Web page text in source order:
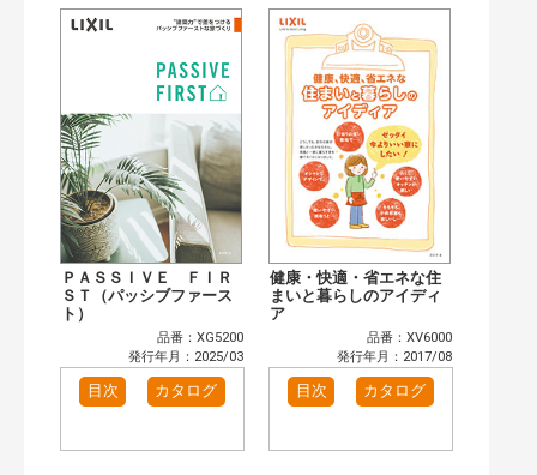
キーワード検索（あいまい）
目次も検索 検 索
おすすめハッシュタグ
まずはここから（2）
リフォームおすすめ（2）
省エネ住宅関連（5）
補助金・優遇制度を知る（1）
カテゴリー
窓・シャッター（14）
玄関ドア・引戸（6）
インテリア建材（10）
エクステリア（3）
キッチン（5）
浴室（12）
洗面化粧室（6）
トイレ（3）
小型電気温水器（1）
水栓金具（3）
太陽光発電・屋根・外壁（5）
高性能住宅工法（4）
発行年で検索
ＰＡＳＳＩＶＥ ＦＩＲ
ＳＴ（パッシブファース
ト）
品番：XG5200
発行年月：2025/03
目次 カタログ
健康・快適・省エネな住
まいと暮らしのアイディ
ア
品番：XV6000
発行年月：2017/08
目次 カタログ